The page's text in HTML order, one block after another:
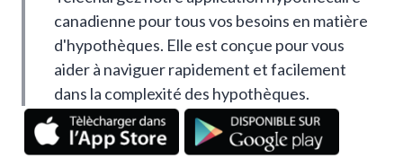
canadienne pour tous vos besoins en matière
d'hypothèques. Elle est conçue pour vous
aider à naviguer rapidement et facilement
dans la complexité des hypothèques.